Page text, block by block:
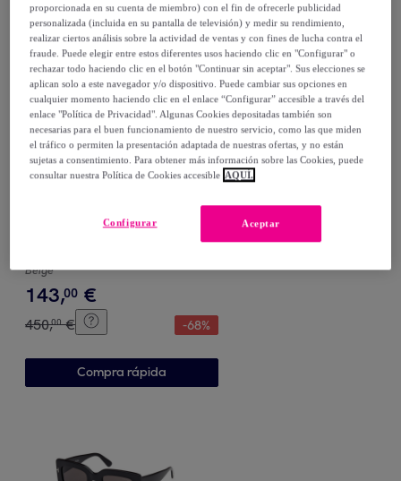
Compra rápida
Montura de gafas Tom Ford
Beige
143,00 €
450,00 € -68%
Compra rápida
proporcionada en su cuenta de miembro) con el fin de ofrecerle publicidad
personalizada (incluida en su pantalla de televisión) y medir su rendimiento,
realizar ciertos análisis sobre la actividad de ventas y con fines de lucha contra el
fraude. Puede elegir entre estos diferentes usos haciendo clic en "Configurar" o
rechazar todo haciendo clic en el botón "Continuar sin aceptar". Sus elecciones se
aplican solo a este navegador y/o dispositivo. Puede cambiar sus opciones en
cualquier momento haciendo clic en el enlace “Configurar” accesible a través del
enlace "Política de Privacidad". Algunas Cookies depositadas también son
necesarias para el buen funcionamiento de nuestro servicio, como las que miden
el tráfico o permiten la presentación adaptada de nuestras ofertas, y no están
sujetas a consentimiento. Para obtener más información sobre las Cookies, puede
consultar nuestra Política de Cookies accesible AQUÍ.
Aceptar
Configurar